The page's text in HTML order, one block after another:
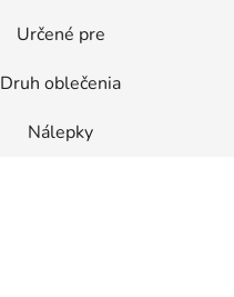
Určené pre
Druh oblečenia
Nálepky